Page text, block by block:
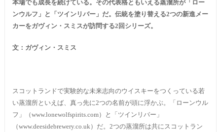
本場でも成長を続けている。その代表格ともいえる蒸溜所が「ロー
ンウルフ」と「ツインリバー」だ。伝統を塗り替える2つの新進メー
カーをガヴィン・スミスが訪問する2回シリーズ。
文：ガヴィン・スミス
スコットランドで実験的な未来志向のウイスキーをつくっている若
い蒸溜所といえば、真っ先に2つの名前が頭に浮かぶ。「ローンウル
フ」（www.lonewolfspirits.com）と「ツインリバー」
（www.deesidebrewery.co.uk）だ。2つの蒸溜所は共にスコットラン